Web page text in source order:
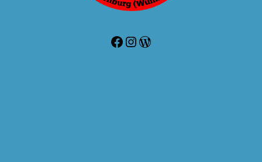
Facebook
Instagram
WordPress